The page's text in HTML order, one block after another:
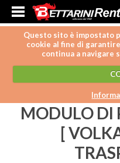
Questo sito è impostato
cookie al fine di
continua a navigare
MODULO DI
[